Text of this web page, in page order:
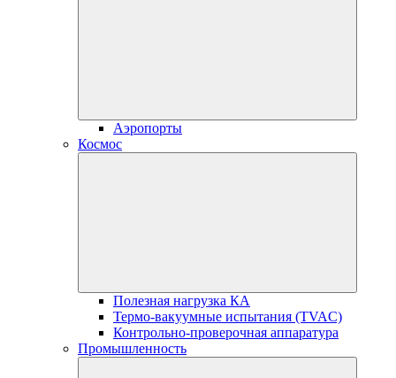
Аэропорты
Космос
Полезная нагрузка КА
Термо-вакуумные испытания (TVAC)
Контрольно-проверочная аппаратура
Промышленность